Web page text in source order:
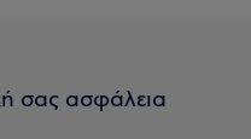
σας ασφάλεια